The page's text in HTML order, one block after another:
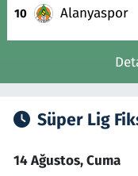
10 Alanyaspor
Süper Lig
14 Ağustos, Cuma